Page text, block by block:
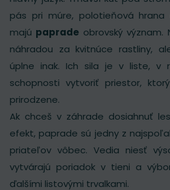
pás pri múre, polotieňová hrana
majú paprade obrovský
náhradou za kvitnúce rastliny,
úplne inak. Ich sila je v liste,
schopnosti vytvoriť priestor,
prirodzene.
Ak chceš v záhrade dosiahnuť
efekt, paprade sú jedny z
priateľov vôbec. Vedia niesť
vytvárajú poriadok v tieni a
ďalšími listovými trvalkami.